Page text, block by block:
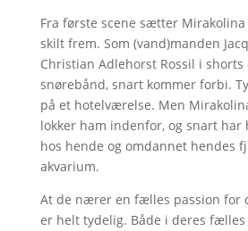
Fra første scene sætter
skilt frem. Som (vand)manden
Christian Adlehorst Rossil i
snørebånd, snart kommer forbi.
på et hotelværelse. Men
lokker ham indenfor, og snart
hos hende og omdannet hendes
akvarium.
At de nærer en fælles passion for
er helt tydelig. Både i deres fælles